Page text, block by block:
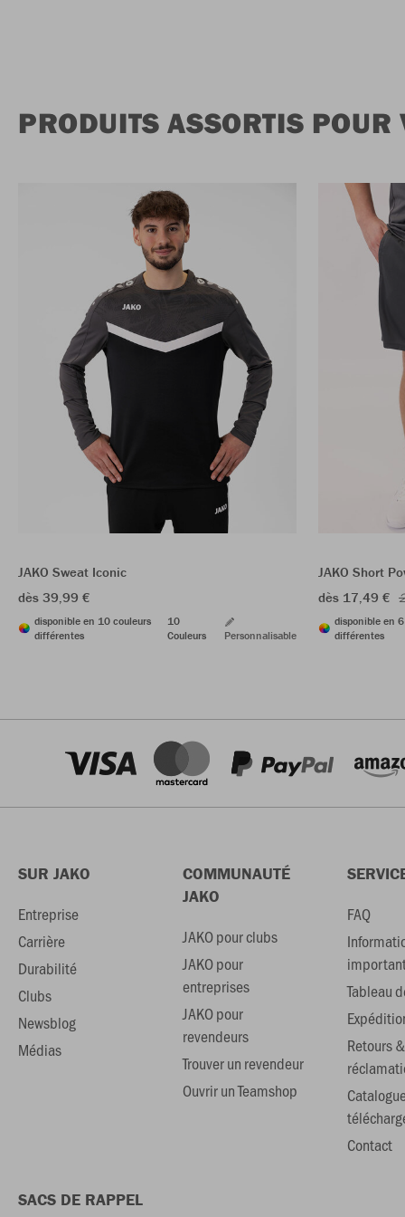
PRODUITS ASSORTIS
JAKO Sweat Iconic
dès 39,99 €
disponible en 10 couleurs
différentes
10
Couleurs
Personnalisable
JAKO Short
dès 17,49 €
disponible en
différentes
SUR JAKO
Entreprise
Carrière
Durabilité
Clubs
Newsblog
Médias
COMMUNAUTÉ
JAKO
JAKO pour clubs
JAKO pour
entreprises
JAKO pour
revendeurs
Trouver un revendeur
Ouvrir un Teamshop
FAQ
Tableau
Retours &
Contact
SACS DE RAPPEL